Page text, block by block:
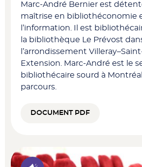
Marc-André Bernier est
maîtrise en bibliothéconomie
l’information. Il est
la bibliothèque Le Prévost
l’arrondissement
Extension. Marc-André est le
bibliothécaire sourd à
parcours.
DOCUMENT PDF